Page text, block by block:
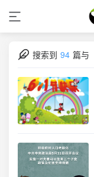
搜索到 94 篇与